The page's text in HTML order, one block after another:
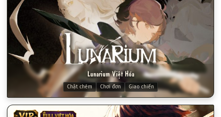
Lunarium Việt Hóa
Chặt chém Chơi đơn Giao chiến
VIP FULL VIỆT HÓA